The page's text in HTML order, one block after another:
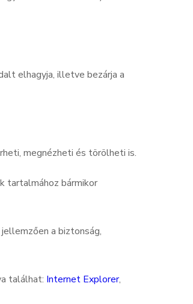
elhagyja, illetve bezárja a
megnézheti és törölheti is.
tartalmához bármikor
a biztonság,
találhat: Internet Explorer,